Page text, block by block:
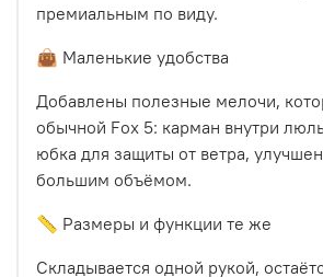
премиальным по виду.
👜 Маленькие удобства
Добавлены полезные мелочи,
обычной Fox 5: карман внутри
юбка для защиты от ветра,
большим объёмом.
📏 Размеры и функции те же
Складывается одной рукой,